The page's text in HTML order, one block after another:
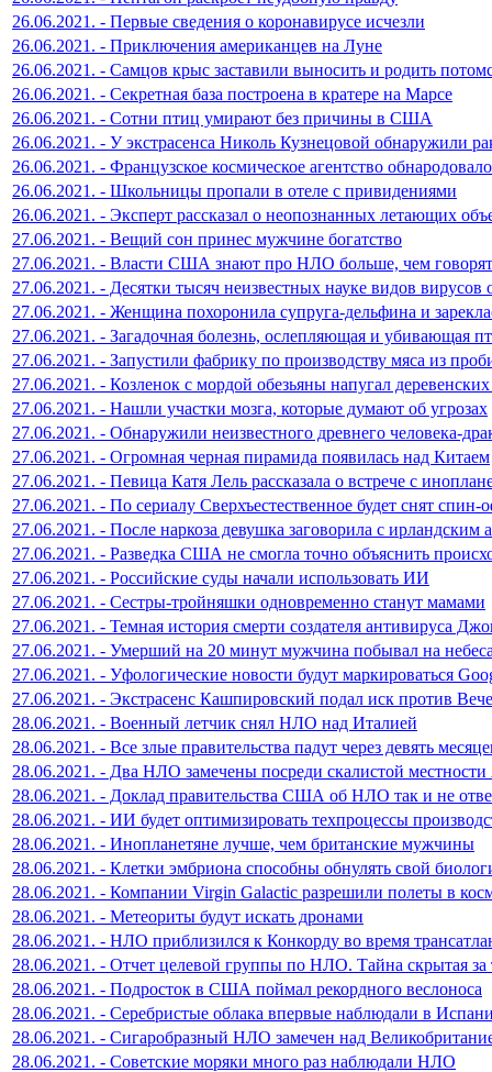
26.06.2021. - Первые сведения о коронавирусе исчезли
26.06.2021. - Приключения американцев на Луне
26.06.2021. - Самцов крыс заставили выносить и родить
26.06.2021. - Секретная база построена в кратере на Марсе
26.06.2021. - Сотни птиц умирают без причины в США
26.06.2021. - У экстрасенса Николь Кузнецовой обнаружили
26.06.2021. - Французское космическое агентство
26.06.2021. - Школьницы пропали в отеле с привидениями
26.06.2021. - Эксперт рассказал о неопознанных летающих
27.06.2021. - Вещий сон принес мужчине богатство
27.06.2021. - Власти США знают про НЛО больше, чем говорят
27.06.2021. - Десятки тысяч неизвестных науке видов
27.06.2021. - Женщина похоронила супруга-дельфина и
27.06.2021. - Загадочная болезнь, ослепляющая и убивающая
27.06.2021. - Запустили фабрику по производству мяса из
27.06.2021. - Козленок с мордой обезьяны напугал
27.06.2021. - Нашли участки мозга, которые думают об угрозах
27.06.2021. - Обнаружили неизвестного древнего человека-
27.06.2021. - Огромная черная пирамида появилась над Китаем
27.06.2021. - Певица Катя Лель рассказала о встрече с
27.06.2021. - По сериалу Сверхъестественное будет снят
27.06.2021. - После наркоза девушка заговорила с ирландским
27.06.2021. - Разведка США не смогла точно объяснить
27.06.2021. - Российские суды начали использовать ИИ
27.06.2021. - Сестры-тройняшки одновременно станут мамами
27.06.2021. - Темная история смерти создателя антивируса
27.06.2021. - Умерший на 20 минут мужчина побывал на
27.06.2021. - Уфологические новости будут маркироваться
27.06.2021. - Экстрасенс Кашпировский подал иск против
28.06.2021. - Военный летчик снял НЛО над Италией
28.06.2021. - Все злые правительства падут через девять
28.06.2021. - Два НЛО замечены посреди скалистой
28.06.2021. - Доклад правительства США об НЛО так и не
28.06.2021. - ИИ будет оптимизировать техпроцессы
28.06.2021. - Инопланетяне лучше, чем британские мужчины
28.06.2021. - Клетки эмбриона способны обнулять свой
28.06.2021. - Компании Virgin Galactic разрешили полеты в
28.06.2021. - Метеориты будут искать дронами
28.06.2021. - НЛО приблизился к Конкорду во время
28.06.2021. - Отчет целевой группы по НЛО. Тайна скрытая за
28.06.2021. - Подросток в США поймал рекордного веслоноса
28.06.2021. - Серебристые облака впервые наблюдали в
28.06.2021. - Сигаробразный НЛО замечен над
28.06.2021. - Советские моряки много раз наблюдали НЛО